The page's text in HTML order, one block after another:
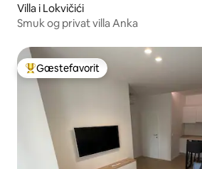
Villa i Lokvičići
Smuk og privat villa Anka
Bedste gæstefavorit
Gæstefavorit